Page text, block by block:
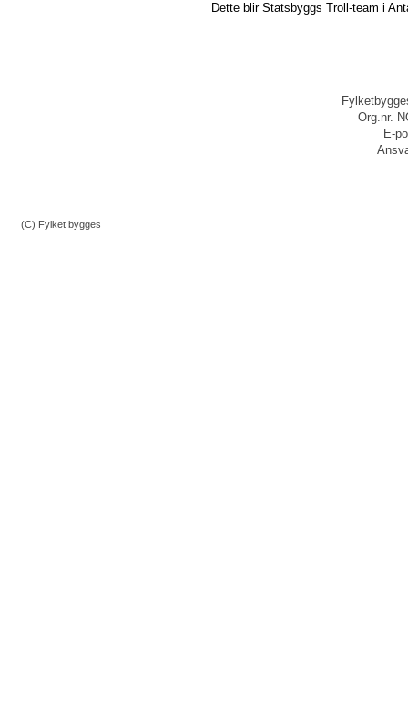
Dette blir Statsbyggs Troll-team i
Org.nr.
E-
(C) Fylket bygges